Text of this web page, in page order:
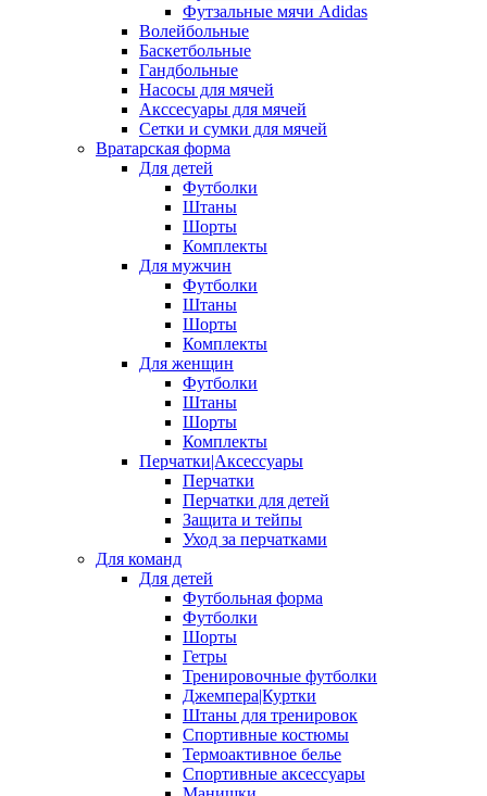
Футзальные мячи Adidas
Волейбольные
Баскетбольные
Гандбольные
Насосы для мячей
Акссесуары для мячей
Сетки и сумки для мячей
Вратарская форма
Для детей
Футболки
Штаны
Шорты
Комплекты
Для мужчин
Футболки
Штаны
Шорты
Комплекты
Для женщин
Футболки
Штаны
Шорты
Комплекты
Перчатки|Аксессуары
Перчатки
Перчатки для детей
Защита и тейпы
Уход за перчатками
Для команд
Для детей
Футбольная форма
Футболки
Шорты
Гетры
Тренировочные футболки
Джемпера|Куртки
Штаны для тренировок
Спортивные костюмы
Термоактивное белье
Спортивные аксессуары